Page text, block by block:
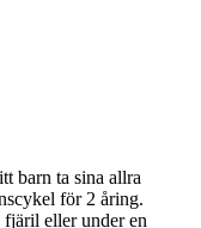
barn ta sina allra
för 2 åring.
eller under en